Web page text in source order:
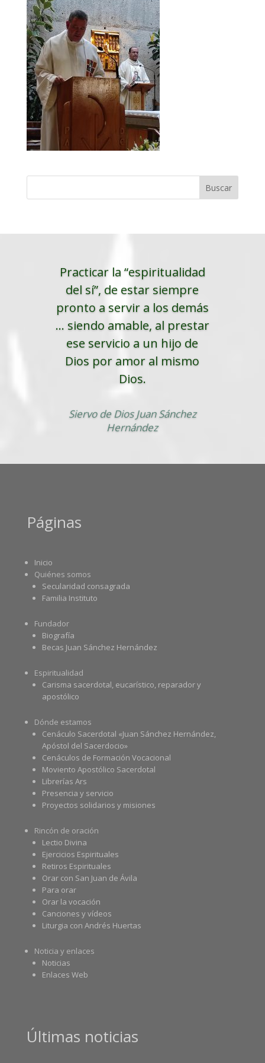
Practicar la “espiritualidad
del sí”, de estar siempre
pronto a servir a los demás
... siendo amable, al prestar
ese servicio a un hijo de
Dios por amor al mismo
Dios.
Siervo de Dios Juan Sánchez
Hernández
Páginas
Inicio
Quiénes somos
Secularidad consagrada
Familia Instituto
Fundador
Biografía
Becas Juan Sánchez Hernández
Espiritualidad
Carisma sacerdotal, eucarístico, reparador y
apostólico
Dónde estamos
Cenáculo Sacerdotal «Juan Sánchez Hernández,
Apóstol del Sacerdocio»
Cenáculos de Formación Vocacional
Moviento Apostólico Sacerdotal
Librerías Ars
Presencia y servicio
Proyectos solidarios y misiones
Rincón de oración
Lectio Divina
Ejercicios Espirituales
Retiros Espirituales
Orar con San Juan de Ávila
Para orar
Orar la vocación
Canciones y vídeos
Liturgia con Andrés Huertas
Noticia y enlaces
Noticias
Enlaces Web
Últimas noticias